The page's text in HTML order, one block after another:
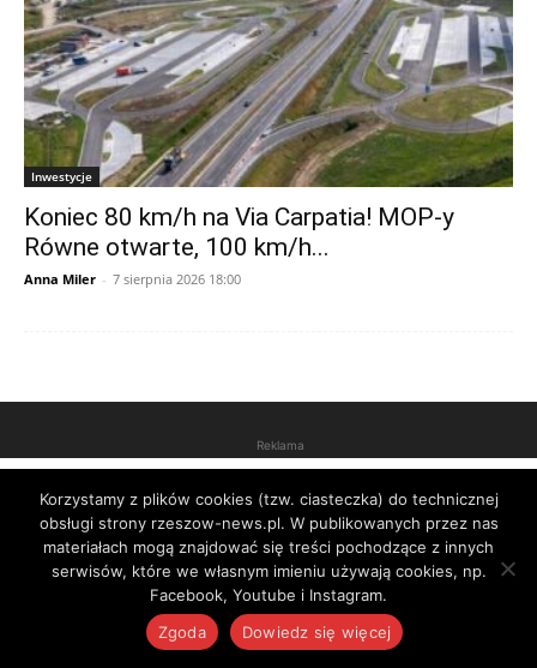
Inwestycje
Koniec 80 km/h na Via Carpatia! MOP-y
Równe otwarte, 100 km/h...
Anna Miler - 7 sierpnia 2026 18:00
Reklama
Korzystamy z plików cookies (tzw. ciasteczka) do technicznej
obsługi strony rzeszow-news.pl. W publikowanych przez nas
materiałach mogą znajdować się treści pochodzące z innych
serwisów, które we własnym imieniu używają cookies, np.
Facebook, Youtube i Instagram.
Zgoda
Dowiedz się więcej